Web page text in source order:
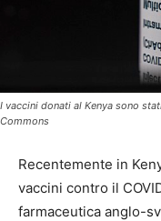
I vaccini donati al Kenya sono
Commons
Recentemente in
vaccini contro il
farmaceutica anglo-